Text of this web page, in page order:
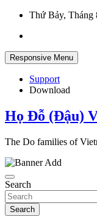
Skip
content
Thứ Bảy, Tháng
Responsive Menu
Support
Download
Họ Đỗ (Đậu)
The Do families of
Search
Search